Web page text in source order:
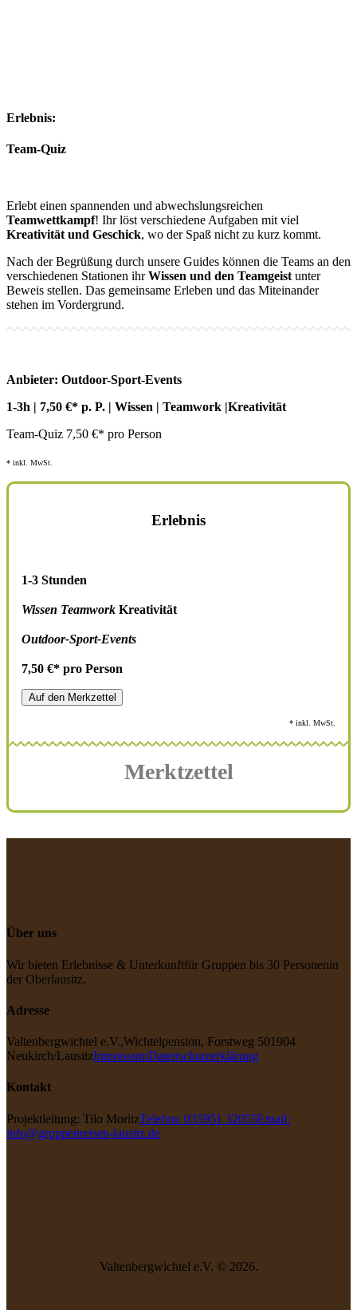
Erlebnis:
Team-Quiz
Erlebt einen spannenden und abwechslungsreichen
Teamwettkampf! Ihr löst verschiedene Aufgaben mit viel
Kreativität und Geschick, wo der Spaß nicht zu kurz kommt.
Nach der Begrüßung durch unsere Guides können die Teams an den
verschiedenen Stationen ihrWissen und den Teamgeist unter
Beweis stellen. Das gemeinsame Erleben und das Miteinander
stehen im Vordergrund.
Anbieter: Outdoor-Sport-Events
1-3h | 7,50 €* p. P. | Wissen | Teamwork |Kreativität
Team-Quiz 7,50 €* pro Person
* inkl. MwSt.
Erlebnis
1-3 Stunden
Wissen Teamwork Kreativität
Outdoor-Sport-Events
7,50 €* pro Person
Auf den Merkzettel
* inkl. MwSt.
Merktzettel
Über uns
Wir bieten Erlebnisse & Unterkunftfür Gruppen bis 30 Personenin
der Oberlausitz.
Adresse
Valtenbergwichtel e.V.,Wichtelpension, Forstweg 501904
Neukirch/LausitzImpressumDatenschutzerklärung
Kontakt
Projektleitung: Tilo MoritzTelefon: 035951 32055Email:
info@gruppenreisen-lausitz.de
Valtenbergwichtel e.V. © 2026.